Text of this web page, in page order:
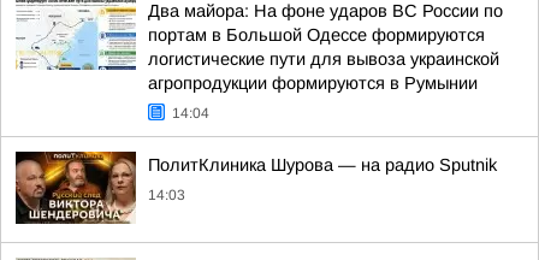
Два майора: На фоне ударов ВС России по
портам в Большой Одессе формируются
логистические пути для вывоза украинской
агропродукции формируются в Румынии
14:04
ПолитКлиника Шурова — на радио Sputnik
14:03